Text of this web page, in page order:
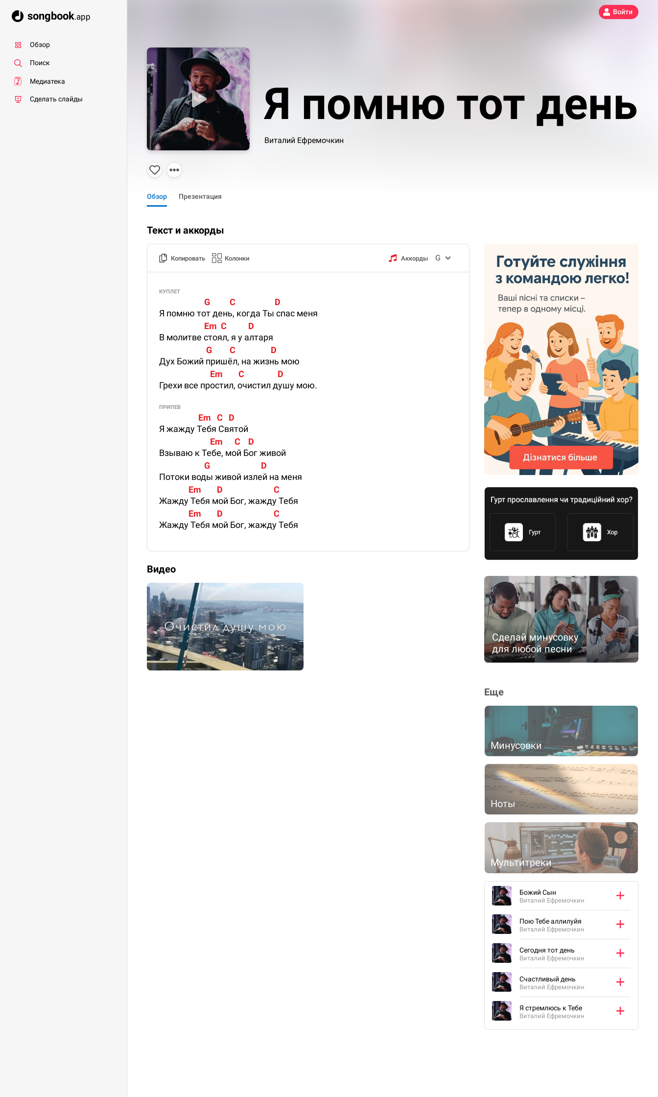
songbook.app
Обзор
Поиск
Медиатека
Сделать слайды
Войти
Я помню тот день
Виталий Ефремочкин
Обзор Презентация
Текст и аккорды
Копировать Колонки Аккорды
КУПЛЕТ
                       G          C                    D
Я помню тот день, когда Ты спас меня
                       Em  C           D
В молитве стоял, я у алтаря
                        G         C                  D
Дух Божий пришёл, на жизнь мою
                          Em        C                 D
Грехи все простил, очистил душу мою.
ПРИПЕВ
                    Em   C   D
Я жажду Тебя Святой
                          Em      C    D
Взываю к Тебе, мой Бог живой
                       G                          D
Потоки воды живой излей на меня
               Em        D                          C
Жажду Тебя мой Бог, жажду Тебя
               Em        D                          C
Жажду Тебя мой Бог, жажду Тебя
Видео
Сделай минусовку
для любой песни
Еще
Минусовки
Ноты
Мультитреки
Божий Сын
Виталий Ефремочкин
Пою Тебе аллилуйя
Виталий Ефремочкин
Сегодня тот день
Виталий Ефремочкин
Счастливый день
Виталий Ефремочкин
Я стремлюсь к Тебе
Виталий Ефремочкин